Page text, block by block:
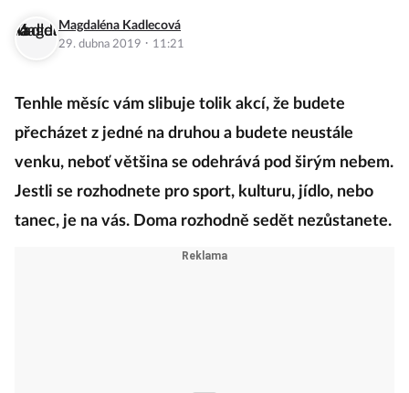
Magdaléna Kadlecová
29. dubna 2019 · 11:21
Tenhle měsíc vám slibuje tolik akcí, že budete
přecházet z jedné na druhou a budete neustále
venku, neboť většina se odehrává pod širým nebem.
Jestli se rozhodnete pro sport, kulturu, jídlo, nebo
tanec, je na vás. Doma rozhodně sedět nezůstanete.